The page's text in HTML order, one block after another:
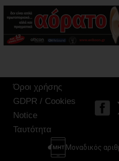
Όροι χρήσης
GDPR / Cookies
Notice
Ταυτότητα
Μοναδικός